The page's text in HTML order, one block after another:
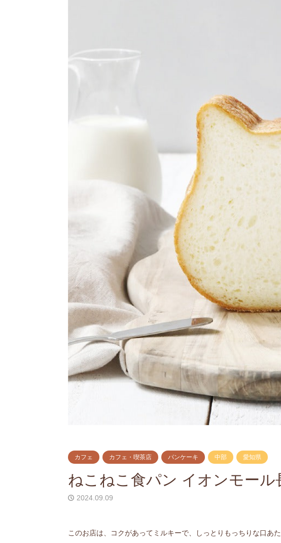
カフェ カフェ・喫茶店 パンケーキ 中部 愛知県
ねこねこ食パン イオンモール
2024.09.09
このお店は、コクがあってミルキーで、しっとりもっちりな口あ